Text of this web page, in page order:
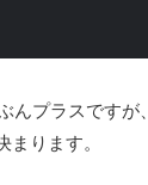
んプラスです
ります。